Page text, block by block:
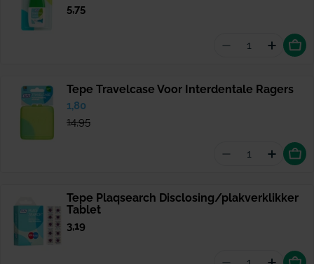
Normale
5,75
Aantal
Tepe Travelcase Voor Interdentale Ragers
Verkoopprijs
1,80
Normale
prijs
14,95
Aantal
Tepe Plaqsearch Disclosing/plakverklikker
Tablet
Normale
3,19